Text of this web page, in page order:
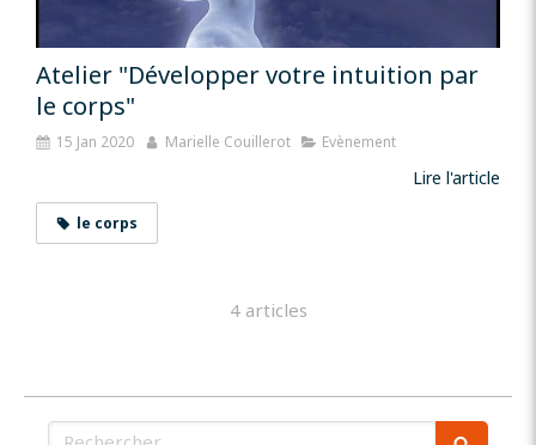
Atelier "Développer votre intuition par
le corps"
15 Jan 2020 Marielle Couillerot Evènement
Lire l'article
le corps
4 articles
Rechercher